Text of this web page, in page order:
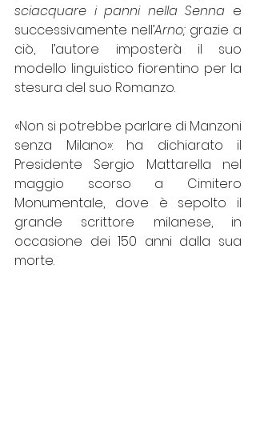
sciacquare i panni nella Senna e
successivamente nell’Arno; grazie a
ciò, l’autore imposterà il suo
modello linguistico fiorentino per la
stesura del suo Romanzo.
«Non si potrebbe parlare di Manzoni
senza Milano»: ha dichiarato il
Presidente Sergio Mattarella nel
maggio scorso a Cimitero
Monumentale, dove è sepolto il
grande scrittore milanese, in
occasione dei 150 anni dalla sua
morte.